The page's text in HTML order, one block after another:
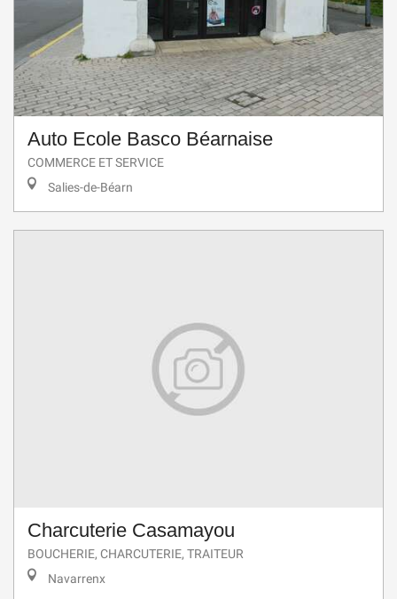
Auto Ecole Basco Béarnaise
COMMERCE ET SERVICE
Salies-de-Béarn
Charcuterie Casamayou
BOUCHERIE, CHARCUTERIE, TRAITEUR
Navarrenx